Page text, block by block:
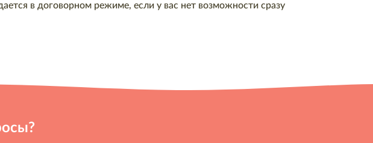
в договорном режиме, если у вас нет возможности сразу